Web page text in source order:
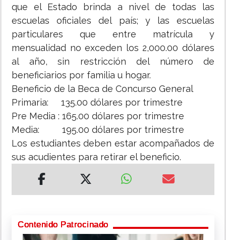
que el Estado brinda a nivel de todas las
escuelas oficiales del país; y las escuelas
particulares que entre matrícula y
mensualidad no exceden los 2,000.00 dólares
al año, sin restricción del número de
beneficiarios por familia u hogar.
Beneficio de la Beca de Concurso General
Primaria: 135.00 dólares por trimestre
Pre Media : 165.00 dólares por trimestre
Media: 195.00 dólares por trimestre
Los estudiantes deben estar acompañados de
sus acudientes para retirar el beneficio.
Contenido Patrocinado